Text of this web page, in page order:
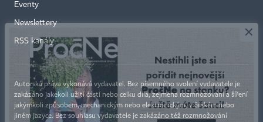
Eventy
Newslettery
RSS kanály
Autorská práva vykonává vydavatel. Bez písemného svolení vydavatele je
zakázáno jakékoli užití částí nebo celku díla, zejména rozmnožování a šíření
jakýmkoli způsobem, mechanickým nebo elektronickým, v českém nebo
jiném jazyce. Bez souhlasu vydavatele je zakázáno též rozmnožování